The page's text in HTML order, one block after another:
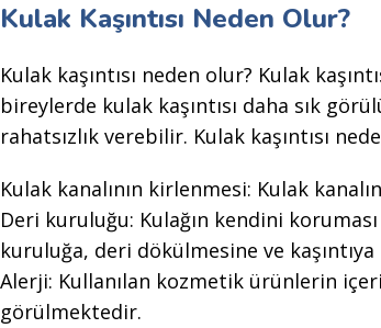
Kulak Kaşıntısı Neden Olur?
Kulak kaşıntısı neden olur? Kulak
bireylerde kulak kaşıntısı daha sık
rahatsızlık verebilir. Kulak kaşıntısı
Kulak kanalının kirlenmesi: Kulak
Deri kuruluğu: Kulağın kendini
kuruluğa, deri dökülmesine ve
Alerji: Kullanılan kozmetik ürünlerin
görülmektedir.